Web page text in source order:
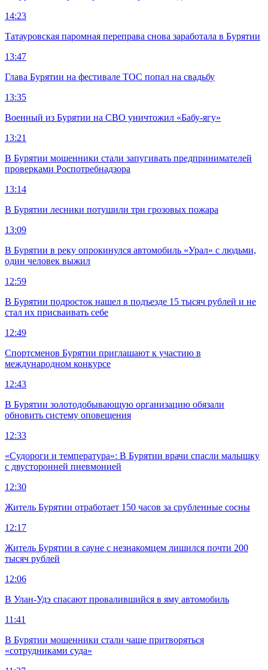
14:23
Татауровская паромная переправа снова заработала в Бурятии
13:47
Глава Бурятии на фестивале ТОС попал на свадьбу
13:35
Военный из Бурятии на СВО уничтожил «Бабу-ягу»
13:21
В Бурятии мошенники стали запугивать предпринимателей
проверками Роспотребнадзора
13:14
В Бурятии лесники потушили три грозовых пожара
13:09
В Бурятии в реку опрокинулся автомобиль «Урал» с людьми,
один человек выжил
12:59
В Бурятии подросток нашел в подъезде 15 тысяч рублей и не
стал их присваивать себе
12:49
Спортсменов Бурятии приглашают к участию в
международном конкурсе
12:43
В Бурятии золотодобывающую организацию обязали
обновить систему оповещения
12:33
«Судороги и температура»: В Бурятии врачи спасли малышку
с двусторонней пневмонией
12:30
Житель Бурятии отработает 150 часов за срубленные сосны
12:17
Житель Бурятии в сауне с незнакомцем лишился почти 200
тысяч рублей
12:06
В Улан-Удэ спасают провалившийся в яму автомобиль
11:41
В Бурятии мошенники стали чаще притворяться
«сотрудниками суда»